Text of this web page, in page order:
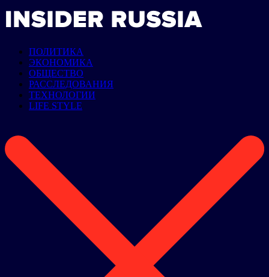
ПОЛИТИКА
ЭКОНОМИКА
ОБЩЕСТВО
РАССЛЕДОВАНИЯ
ТЕХНОЛОГИИ
LIFE STYLE